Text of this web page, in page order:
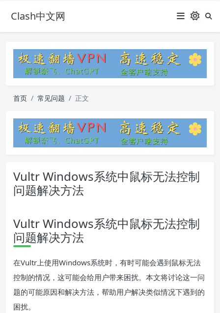
Clash中文网
首页 常见问题 正文
Vultr Windows系统中鼠标无法控制
问题解决方法
Vultr Windows系统中鼠标无法控制
问题解决方法
在Vultr上使用Windows系统时，有时可能会遇到鼠标无法
控制的情况，这可能会给用户带来困扰。本文将讨论这一问
题的可能原因和解决方法，帮助用户解决类似情况下遇到的
困扰。